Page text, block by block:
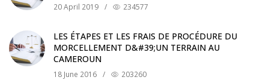
20 April 2019 / 234577
LES ÉTAPES ET LES FRAIS DE PROCÉDURE DU
MORCELLEMENT D&#39;UN TERRAIN AU
CAMEROUN
18 June 2016 / 203260